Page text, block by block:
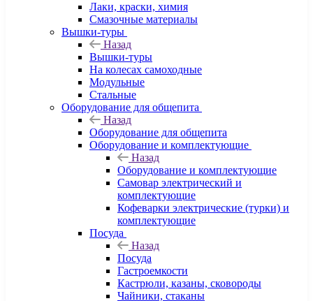
Лаки, краски, химия
Смазочные материалы
Вышки-туры
Назад
Вышки-туры
На колесах самоходные
Модульные
Стальные
Оборудование для общепита
Назад
Оборудование для общепита
Оборудование и комплектующие
Назад
Оборудование и комплектующие
Самовар электрический и
комплектующие
Кофеварки электрические (турки) и
комплектующие
Посуда
Назад
Посуда
Гастроемкости
Кастрюли, казаны, сковороды
Чайники, стаканы